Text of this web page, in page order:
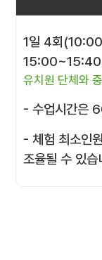
1일 4회
유치원 단체와
- 수업시간은
- 체험 최소인
조율될 수 있습